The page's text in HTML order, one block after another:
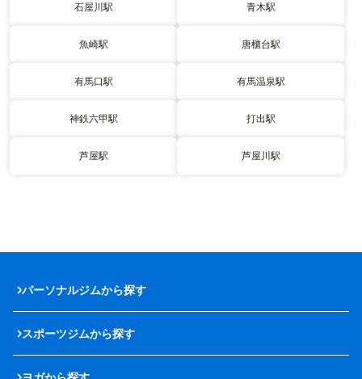
石屋川駅 青木駅
魚崎駅 唐櫃台駅
有馬口駅 有馬温泉駅
神鉄六甲駅 打出駅
芦屋駅 芦屋川駅
パーソナルジムから探す
スポーツジムから探す